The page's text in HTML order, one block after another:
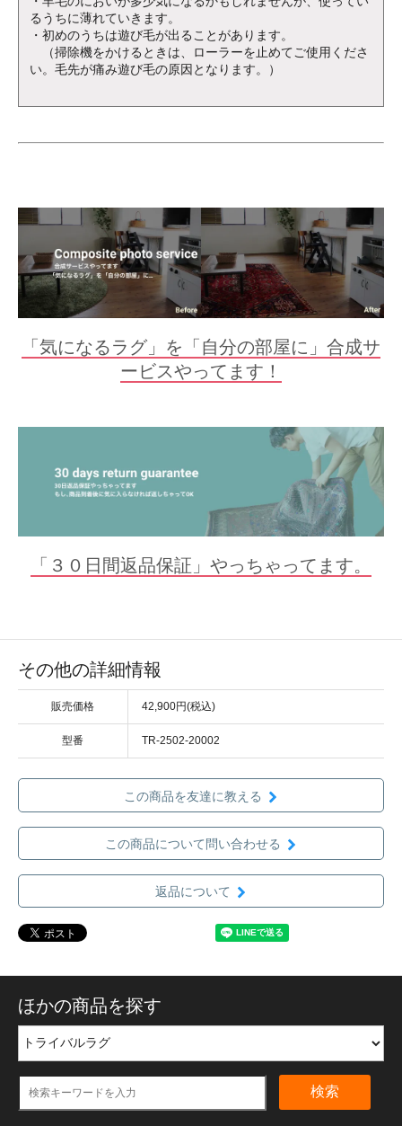
るうちに薄れていきます。
・初めのうちは遊び毛が出ることがあります。
（掃除機をかけるときは、ローラーを止めてご使用くださ
い。毛先が痛み遊び毛の原因となります。）
「気になるラグ」を「自分の部屋に」合成サ
ービスやってます！
「３０日間返品保証」やっちゃってます。
その他の詳細情報
販売価格 42,900円(税込)
型番 TR-2502-20002
この商品を友達に教える
この商品について問い合わせる
返品について
ほかの商品を探す
検索